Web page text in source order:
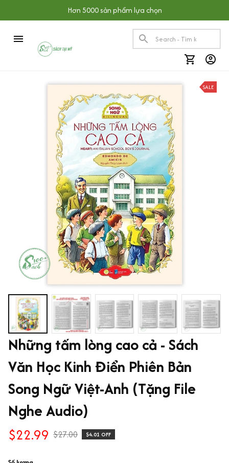
Hơn 5000 sản phẩm lựa chọn
SALE
Những tấm lòng cao cả - Sách
Văn Học Kinh Điển Phiên Bản
Song Ngữ Việt-Anh (Tặng File
Nghe Audio)
$22.99 $27.00 $4.01 OFF